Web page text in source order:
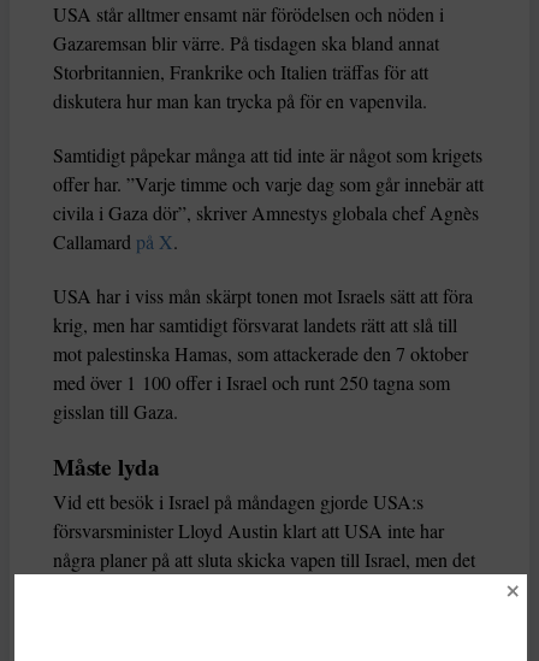
USA står alltmer ensamt när förödelsen och nöden i
Gazaremsan blir värre. På tisdagen ska bland annat
Storbritannien, Frankrike och Italien träffas för att
diskutera hur man kan trycka på för en vapenvila.
Samtidigt påpekar många att tid inte är något som krigets
offer har. ”Varje timme och varje dag som går innebär att
civila i Gaza dör”, skriver Amnestys globala chef Agnès
Callamard på X.
USA har i viss mån skärpt tonen mot Israels sätt att föra
krig, men har samtidigt försvarat landets rätt att slå till
mot palestinska Hamas, som attackerade den 7 oktober
med över 1 100 offer i Israel och runt 250 tagna som
gisslan till Gaza.
Måste lyda
Vid ett besök i Israel på måndagen gjorde USA:s
försvarsminister Lloyd Austin klart att USA inte har
några planer på att sluta skicka vapen till Israel, men det